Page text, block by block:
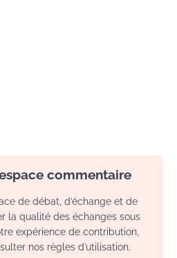
commentaire
de débat, d’échange et de
la qualité des échanges sous
expérience de contribution,
nos règles d’utilisation.